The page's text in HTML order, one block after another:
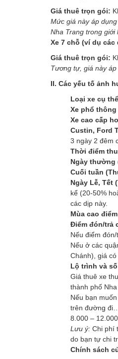
Giá thuê trọn gói:
Mức giá này áp
Nha Trang trong giới
Xe 7 chỗ (ví dụ các
Giá thuê trọn gói:
Tương tự, giá này
II. Các yếu tố ảnh
Loại xe cụ
Xe phổ
Xe cao cấp
Custin, Ford
3 ngày 2 đêm
Thời điểm
Ngày thường
Cuối tuần
Ngày Lễ, Tết
kể (20-50%
các dịp này.
Mùa cao
Điểm đón/trả
Nếu điểm
Nếu ở các
Chánh), giá
Lộ trình và
Giá thuê xe
thành phố Nha
Nếu bạn
trên đường
8.000 –
Lưu ý: Chi phí
do bạn tự chi
Chính sách